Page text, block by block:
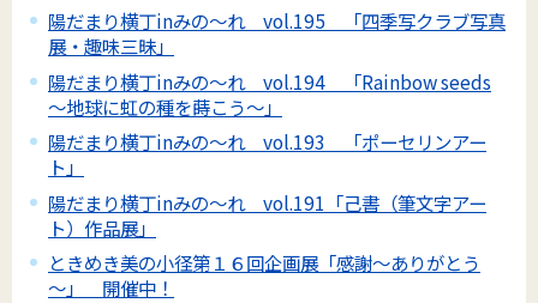
陽だまり横丁inみの～れ vol.195 「四季写クラブ写真
展・趣味三昧」
陽だまり横丁inみの～れ vol.194 「Rainbow seeds
～地球に虹の種を蒔こう～」
陽だまり横丁inみの～れ vol.193 「ポーセリンアー
ト」
陽だまり横丁inみの～れ vol.191「己書（筆文字アー
ト）作品展」
ときめき美の小径第１６回企画展「感謝～ありがとう
～」 開催中！